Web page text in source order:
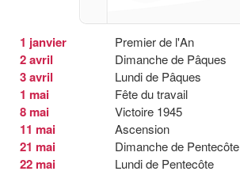
1 janvier Premier de l'An
2 avril Dimanche de Pâques
3 avril Lundi de Pâques
1 mai Fête du travail
8 mai Victoire 1945
11 mai Ascension
21 mai Dimanche de Pentecôte
22 mai Lundi de Pentecôte